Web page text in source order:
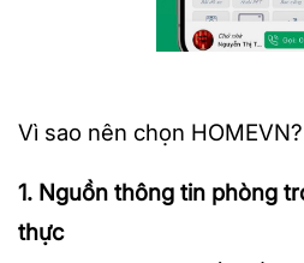
Vì sao nên chọn HOMEVN?
1. Nguồn thông tin phòng
thực